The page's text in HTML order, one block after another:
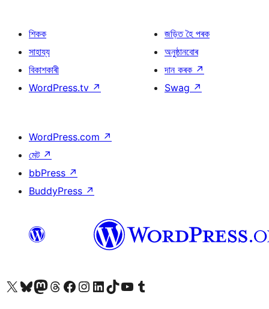
শিকক
সাহায্য
বিকাশকাৰী
WordPress.tv ↗
জড়িত হৈ পৰক
অনুষ্ঠানবোৰ
দান কৰক ↗
Swag ↗
WordPress.com ↗
মেট ↗
bbPress ↗
BuddyPress ↗
আমাৰ X (আগৰ Twitter) একাউণ্টলৈ যাওকআমাৰ Bluesky একাউণ্টলৈ যাওকআমাৰ Mastodon একাউণ্টলৈ যাওকআমাৰ Threads একাউণ্টলৈ যাওকআমাৰ Facebook পৃষ্ঠালৈ যাওকআমাৰ Instagram একাউণ্টলৈ যাওকআমাৰ LinkedIn একাউণ্টলৈ যাওকআমাৰ TikTok একাউণ্টলৈ যাওকআমাৰ YouTube চেনেললৈ যাওকআমাৰ Tumblr একাউণ্টলৈ যাওক